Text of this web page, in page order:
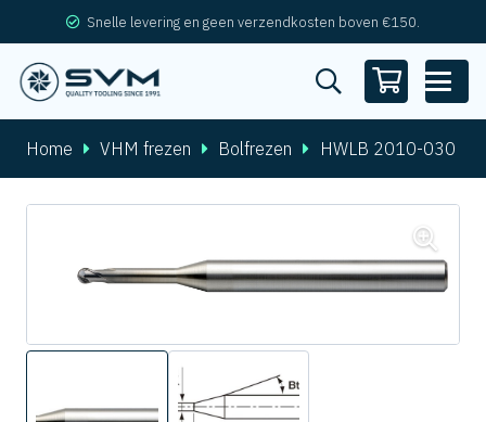
Snelle levering en geen verzendkosten boven €150.
Home VHM frezen Bolfrezen HWLB 2010-030